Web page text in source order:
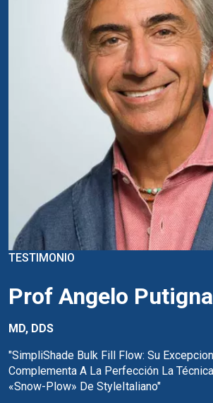
TESTIMONIO
Prof Angelo
MD, DDS
"SimpliShade Bulk Fill Flow: Su
Complementa A La Perfección La
«Snow-Plow» De StyleItaliano"